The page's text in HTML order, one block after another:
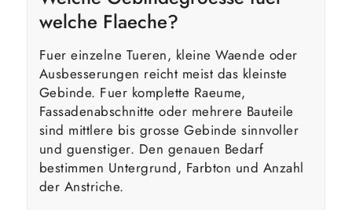
welche Flaeche?
Fuer einzelne Tueren, kleine Waende oder
Ausbesserungen reicht meist das kleinste
Gebinde. Fuer komplette Raeume,
Fassadenabschnitte oder mehrere Bauteile
sind mittlere bis grosse Gebinde sinnvoller
und guenstiger. Den genauen Bedarf
bestimmen Untergrund, Farbton und Anzahl
der Anstriche.